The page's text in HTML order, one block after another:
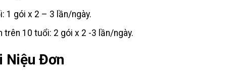
1 gói x 2 – 3 lần/ngày.
trên 10 tuổi: 2 gói x 2 -3 lần/ngày.
Niệu Đơn